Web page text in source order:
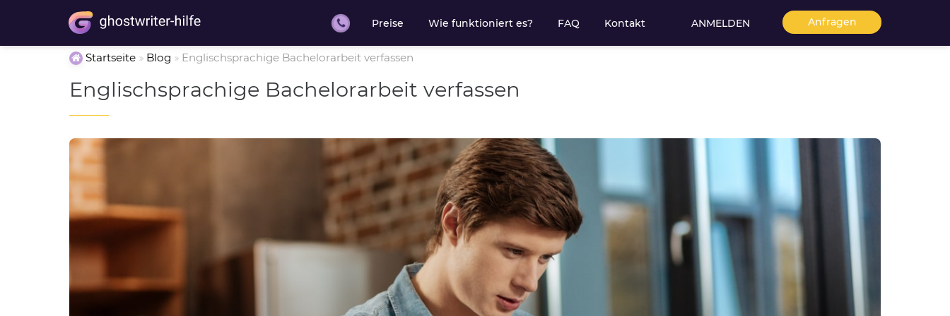
Preise Wie funktioniert es? FAQ Kontakt ANMELDEN Anfragen
Startseite Blog Englischsprachige Bachelorarbeit verfassen
Englischsprachige Bachelorarbeit verfassen